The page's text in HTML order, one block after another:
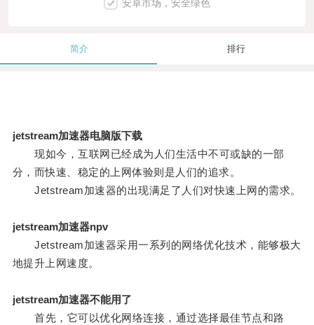
安卓市场，安全绿色
简介 排行
jetstream加速器电脑版下载
现如今，互联网已经成为人们生活中不可或缺的一部
分，而快速、稳定的上网体验则是人们的追求。
Jetstream加速器的出现满足了人们对快速上网的需求。
jetstream加速器npv
Jetstream加速器采用一系列的网络优化技术，能够极大
地提升上网速度。
jetstream加速器不能用了
首先，它可以优化网络连接，通过选择最佳节点和路